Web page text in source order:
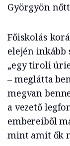
Györgyön
Főiskolás
elején inkább
„egy tiroli
– meglátta
megvan
a vezető
embereiből
mint amit ők